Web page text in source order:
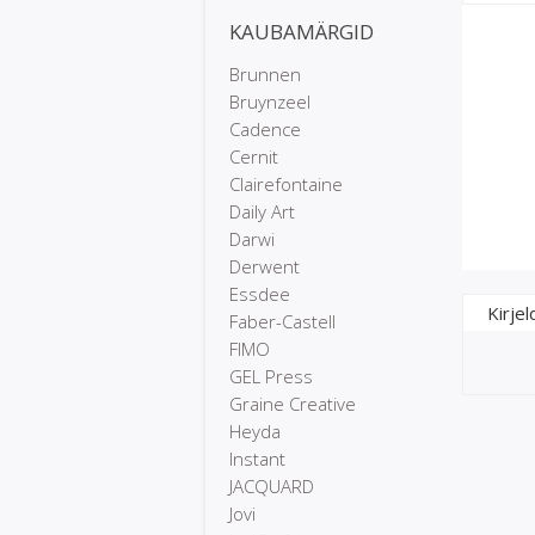
KAUBAMÄRGID
Brunnen
Bruynzeel
Cadence
Cernit
Clairefontaine
Daily Art
Darwi
Derwent
Essdee
Faber-Castell
FIMO
GEL Press
Graine Creative
Heyda
Instant
JACQUARD
Jovi